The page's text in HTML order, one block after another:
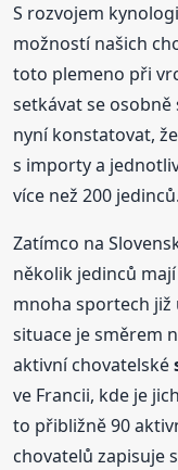
S rozvojem
možností našich
toto plemeno při
setkávat se
nyní konstatovat,
s importy a
více než 200 jedinců.
Zatímco na
několik jedinců
mnoha sportech již
situace je směrem
aktivní chovatelské
ve Francii, kde je
to přibližně 90
chovatelů zapisuje